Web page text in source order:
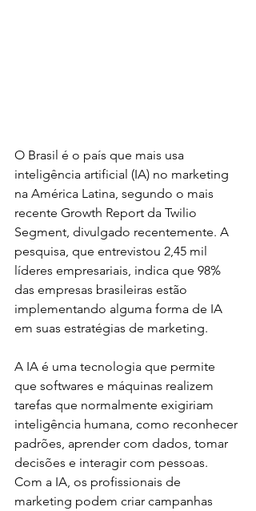
O Brasil é o país que mais usa
inteligência artificial (IA) no marketing
na América Latina, segundo o mais
recente Growth Report da Twilio
Segment, divulgado recentemente. A
pesquisa, que entrevistou 2,45 mil
líderes empresariais, indica que 98%
das empresas brasileiras estão
implementando alguma forma de IA
em suas estratégias de marketing.
A IA é uma tecnologia que permite
que softwares e máquinas realizem
tarefas que normalmente exigiriam
inteligência humana, como reconhecer
padrões, aprender com dados, tomar
decisões e interagir com pessoas.
Com a IA, os profissionais de
marketing podem criar campanhas